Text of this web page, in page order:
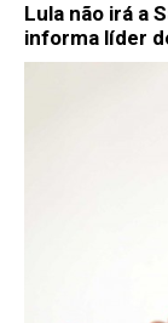
Lula não irá a
informa líder